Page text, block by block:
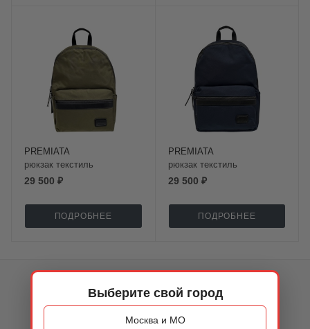
Выберите свой город
Москва и МО
PREMIATA
рюкзак текстиль
29 500 ₽
ПОДРОБНЕЕ
PREMIATA
рюкзак текстиль
29 500 ₽
ПОДРОБНЕЕ
ОБУВЬ